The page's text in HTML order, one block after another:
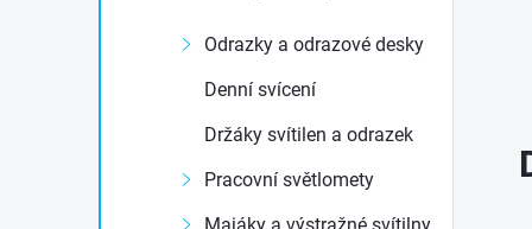
Odrazky a odrazové desky
Denní svícení
Držáky svítilen a odrazek
Pracovní světlomety